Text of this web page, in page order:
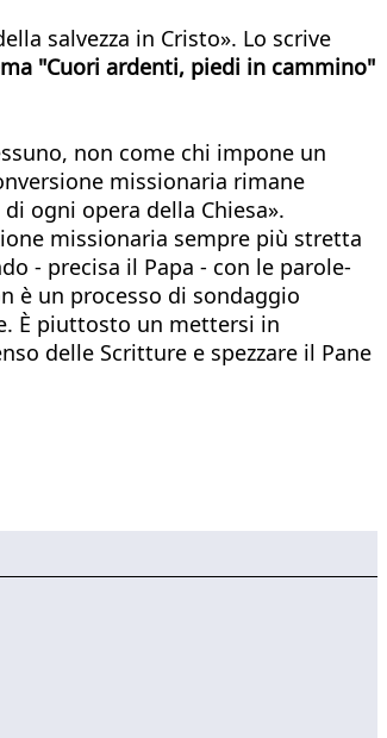
salvezza in Cristo». Lo scrive
"Cuori ardenti, piedi in cammino"
non come chi impone un
missionaria rimane
ogni opera della Chiesa».
missionaria sempre più stretta
- precisa il Papa - con le parole-
è un processo di sondaggio
È piuttosto un mettersi in
delle Scritture e spezzare il Pane